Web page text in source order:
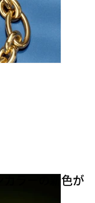
カラーの新色が